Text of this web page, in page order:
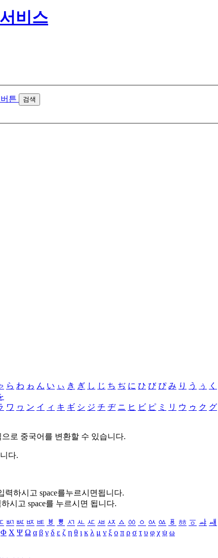
검색
ら わ ゎ ん い ぃ き ぎ し じ ち ぢ に ひ び ぴ み り う ぅ く
ワ ヮ ン イ ィ キ ギ シ ジ チ ヂ ニ ヒ ビ ピ ミ リ ウ ゥ ク グ
로 중국어를 변환할 수 있습니다.
다.
력하시고 space를누르시면됩니다.
시고 space를 누르시면 됩니다.
ㅴ ㅵ ㅶ ㅷ ㅸ ㅹ ㅺ ㅻ ㅼ ㅽ ㅾ ㅿ ㆀ ㆁ ㆂ ㆃ ㆄ ㆅ ㆆ ㆇ ㆈ
Φ Χ Ψ Ω α β γ δ ε ζ η θ ι κ λ μ ν ξ ο π ρ σ τ υ φ χ ψ ω